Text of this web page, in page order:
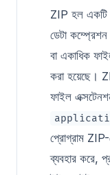
ZIP হল একটি
ডেটা
বা একাধিক
করা হয়েছে।
ফাইল
প্রোগ্রাম ZIP-
ব্যবহার করে,